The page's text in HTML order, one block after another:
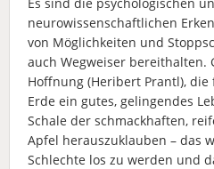
neurowissenschaftlichen
von Möglichkeiten und
auch Wegweiser bereithalten.
Hoffnung (Heribert Prantl),
Erde ein gutes, gelingendes
Schale der schmackhaften,
Apfel herauszuklauben – das
Schlechte los zu werden und